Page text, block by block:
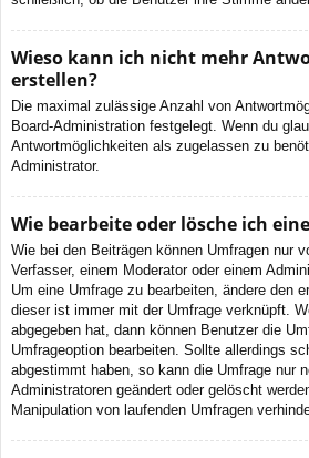
Wieso kann ich nicht mehr
erstellen?
Die maximal zulässige Anzahl von
Board-Administration festgelegt. Wenn du
Antwortmöglichkeiten als zugelassen zu
Administrator.
Wie bearbeite oder lösche ich
Wie bei den Beiträgen können Umfragen nur
Verfasser, einem Moderator oder einem
Um eine Umfrage zu bearbeiten, ändere den
dieser ist immer mit der Umfrage verknüpft.
abgegeben hat, dann können Benutzer die
Umfrageoption bearbeiten. Sollte allerdings
abgestimmt haben, so kann die Umfrage nur
Administratoren geändert oder gelöscht
Manipulation von laufenden Umfragen